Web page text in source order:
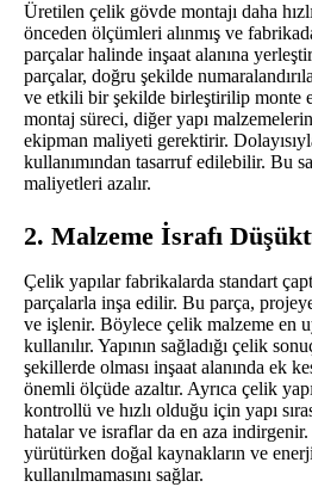
Üretilen çelik gövde montajı daha
önceden ölçümleri alınmış ve
parçalar halinde inşaat alanına
parçalar, doğru şekilde
ve etkili bir şekilde birleştirilip monte
montaj süreci, diğer yapı
ekipman maliyeti gerektirir.
kullanımından tasarruf edilebilir. Bu
maliyetleri azalır.
2. Malzeme İsrafı
Çelik yapılar fabrikalarda standart
parçalarla inşa edilir. Bu parça,
ve işlenir. Böylece çelik malzeme en
kullanılır. Yapının sağladığı çelik
şekillerde olması inşaat alanında ek
önemli ölçüde azaltır. Ayrıca çelik
kontrollü ve hızlı olduğu için yapı
hatalar ve israflar da en aza
yürütürken doğal kaynakların ve
kullanılmamasını sağlar.